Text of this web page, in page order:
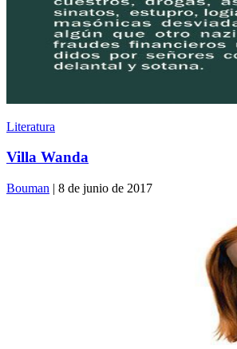
Literatura
Villa Wanda
Bouman | 8 de junio de 2017